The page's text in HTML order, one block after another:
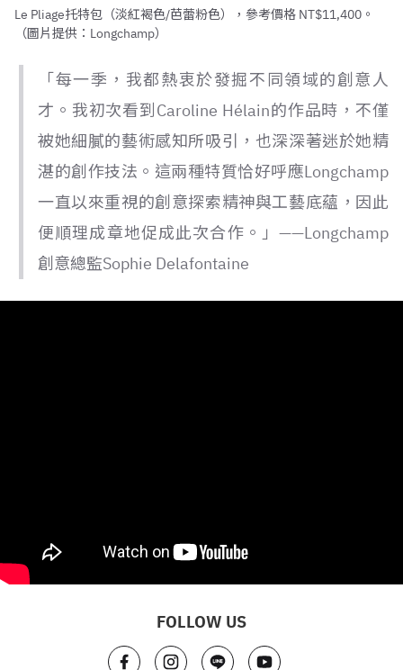
Le Pliage托特包（淡紅褐色/芭蕾粉色），參考價格 NT$11,400。
（圖片提供：Longchamp）
「每一季，我都熱衷於發掘不同領域的創意人
才。我初次看到Caroline Hélain的作品時，不僅
被她細膩的藝術感知所吸引，也深深著迷於她精
湛的創作技法。這兩種特質恰好呼應Longchamp
一直以來重視的創意探索精神與工藝底蘊，因此
便順理成章地促成此次合作。」——Longchamp
創意總監Sophie Delafontaine
FOLLOW US